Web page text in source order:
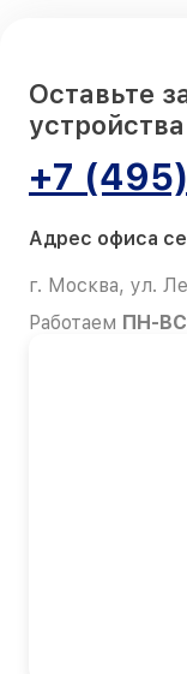
Оставьте
+7
Адрес офиса
г. Москва, ул.
Работаем ПН-ВС